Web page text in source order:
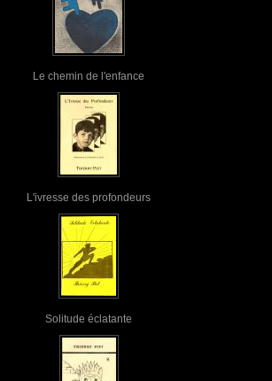
Le chemin de l'enfance
L'ivresse des profondeurs
Solitude éclatante